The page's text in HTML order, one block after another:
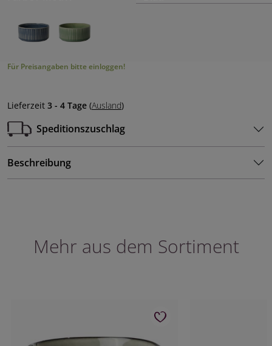
Für Preisangaben bitte einloggen!
Lieferzeit 3 - 4 Tage (Ausland)
Speditionszuschlag
Beschreibung
Mehr aus dem Sortiment